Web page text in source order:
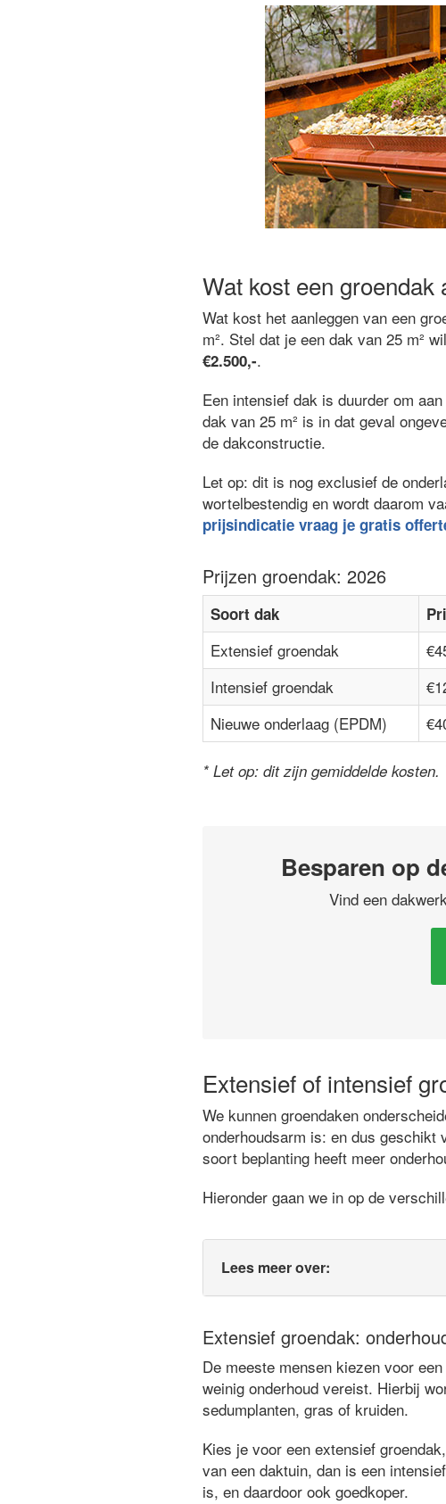
Wat kost een groendak
Wat kost het aanleggen van een
m². Stel dat je een dak van 25 m²
€2.500,-.
Een intensief dak is duurder om
dak van 25 m² is in dat geval
de dakconstructie.
Let op: dit is nog exclusief de
wortelbestendig en wordt daarom
prijsindicatie vraag je gratis
Prijzen groendak: 2026
Soort dak
Extensief groendak
Intensief groendak
Nieuwe onderlaag (EPDM)
* Let op: dit zijn gemiddelde kosten.
Besparen op
Vind een
Extensief of intensief
We kunnen groendaken
onderhoudsarm is: en dus geschikt
soort beplanting heeft meer
Hieronder gaan we in op de
Lees meer over:
Extensief groendak:
De meeste mensen kiezen voor
weinig onderhoud vereist. Hierbij
sedumplanten, gras of kruiden.
Kies je voor een extensief
van een daktuin, dan is een
is, en daardoor ook goedkoper.